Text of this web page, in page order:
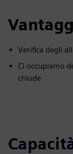
Verifica degli
Ci occupiamo
chiude